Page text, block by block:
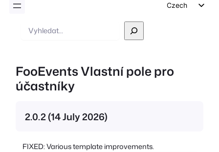
Czech
Spanish
Vyhledávání
FooEvents Vlastní pole pro
účastníky
2.0.2 (14 July 2026)
FIXED: Various template improvements.